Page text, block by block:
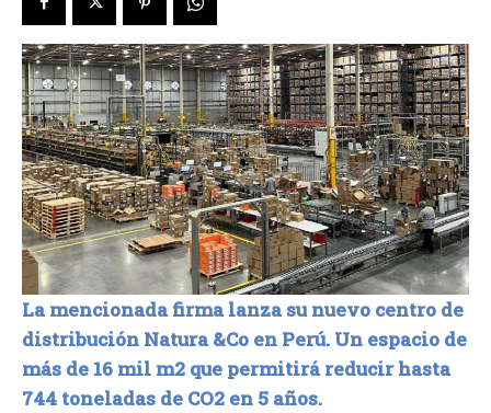
La mencionada firma lanza su nuevo centro de
distribución Natura &Co en Perú. Un espacio de
más de 16 mil m2 que permitirá reducir hasta
744 toneladas de CO2 en 5 años.